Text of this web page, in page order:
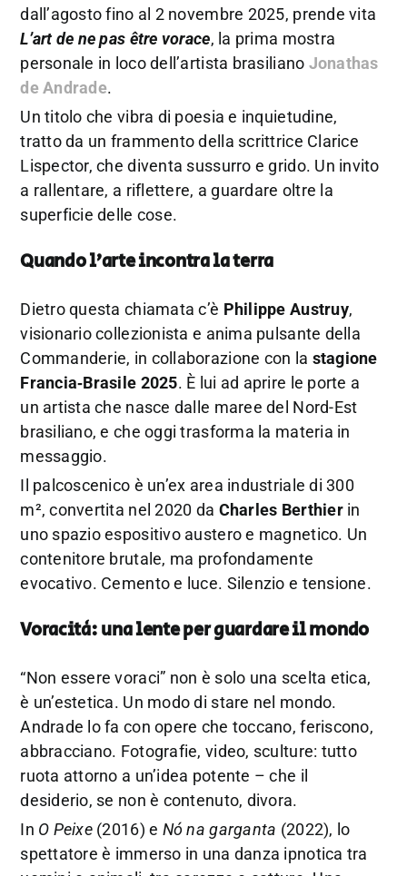
dall’agosto fino al 2 novembre 2025, prende vita
L’art de ne pas être vorace, la prima mostra
personale in loco dell’artista brasiliano Jonathas
de Andrade.
Un titolo che vibra di poesia e inquietudine,
tratto da un frammento della scrittrice Clarice
Lispector, che diventa sussurro e grido. Un invito
a rallentare, a riflettere, a guardare oltre la
superficie delle cose.
Quando l’arte incontra la terra
Dietro questa chiamata c’è Philippe Austruy,
visionario collezionista e anima pulsante della
Commanderie, in collaborazione con la stagione
Francia‑Brasile 2025. È lui ad aprire le porte a
un artista che nasce dalle maree del Nord-Est
brasiliano, e che oggi trasforma la materia in
messaggio.
Il palcoscenico è un’ex area industriale di 300
m², convertita nel 2020 da Charles Berthierin
uno spazio espositivo austero e magnetico. Un
contenitore brutale, ma profondamente
evocativo. Cemento e luce. Silenzio e tensione.
Voracità: una lente per guardare il mondo
“Non essere voraci” non è solo una scelta etica,
è un’estetica. Un modo di stare nel mondo.
Andrade lo fa con opere che toccano, feriscono,
abbracciano. Fotografie, video, sculture: tutto
ruota attorno a un’idea potente – che il
desiderio, se non è contenuto, divora.
In O Peixe(2016) e Nó na garganta (2022), lo
spettatore è immerso in una danza ipnotica tra